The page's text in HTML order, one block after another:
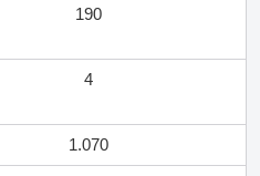
190
4
1.070